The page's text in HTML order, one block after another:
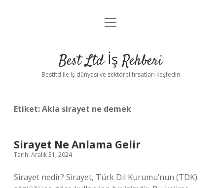
Anasayfa
Yasal Uyarı
menüyü
Best Ltd İş Rehberi
Bestltd ile iş dünyası ve sektörel fırsatları keşfedin
Etiket:Akla sirayet ne demek
Sirayet Ne Anlama Gelir
Tarih: Aralık 31, 2024
Sirayet nedir? Sirayet, Türk Dil Kurumu’nun (TDK)